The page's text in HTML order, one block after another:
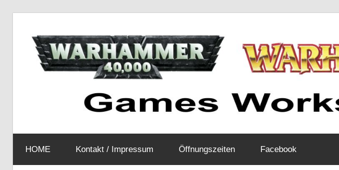
Inhalt
springen
Warhammer
Games
Workshop
Laden
HOME Kontakt / Impressum Öffnungszeiten Facebook